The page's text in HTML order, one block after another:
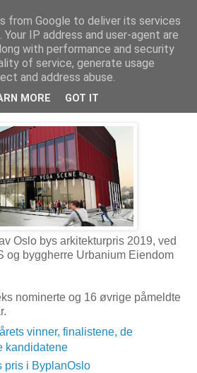
Miljøteknologi
2019
Oslo bys arkitekturpris 2019, ved
og byggherre Urbanium Eiendom
nominerte og 16 øvrige påmeldte
vinner, finalistene, de
kandidatene
pris i ByplanOslo
from Google to deliver its services
IP address and user-agent are
with performance and security
of service, generate usage
and address abuse.
MORE GOT IT